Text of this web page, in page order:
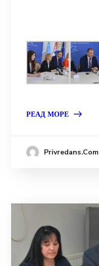
РЕАД МОРЕ
Privredans.com